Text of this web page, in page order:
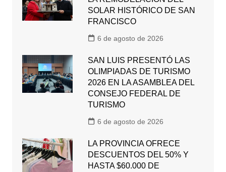
SOLAR HISTÓRICO DE SAN
FRANCISCO
6 de agosto de 2026
SAN LUIS PRESENTÓ LAS
OLIMPIADAS DE TURISMO
2026 EN LA ASAMBLEA DEL
CONSEJO FEDERAL DE
TURISMO
6 de agosto de 2026
LA PROVINCIA OFRECE
DESCUENTOS DEL 50% Y
HASTA $60.000 DE